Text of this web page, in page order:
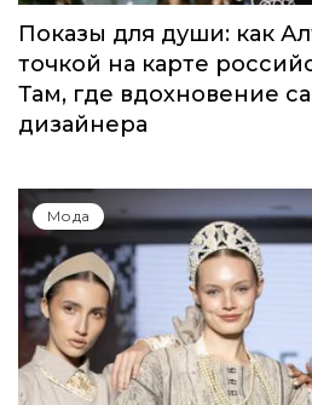
Показы для души: как
точкой на карте
Там, где вдохновение
дизайнера
Мода